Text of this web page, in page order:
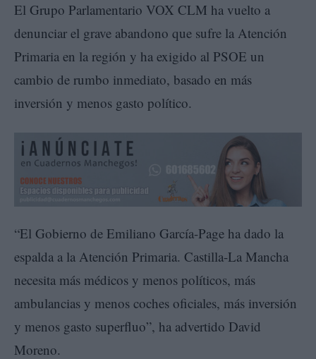
El Grupo Parlamentario VOX CLM ha vuelto a
denunciar el grave abandono que sufre la Atención
Primaria en la región y ha exigido al PSOE un
cambio de rumbo inmediato, basado en más
inversión y menos gasto político.
“El Gobierno de Emiliano García-Page ha dado la
espalda a la Atención Primaria. Castilla-La Mancha
necesita más médicos y menos políticos, más
ambulancias y menos coches oficiales, más inversión
y menos gasto superfluo”, ha advertido David
Moreno.